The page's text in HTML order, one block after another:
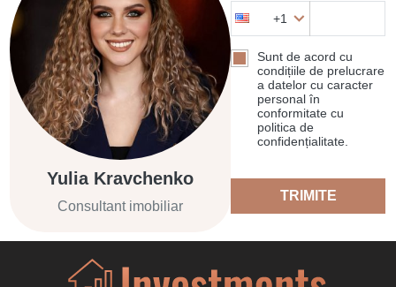
Yulia Kravchenko
Consultant imobiliar
+1
Sunt de acord cu
condițiile de prelucrare
a datelor cu caracter
personal în
conformitate cu
politica de
confidențialitate.
TRIMITE